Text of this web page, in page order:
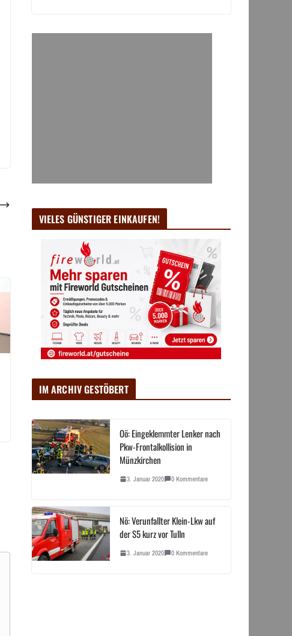
VIELES GÜNSTIGER EINKAUFEN!
IM ARCHIV GESTÖBERT
Oö: Eingeklemmter Lenker nach
Pkw-Frontalkollision in
Münzkirchen
3. Januar 2020 0 Kommentare
Nö: Verunfallter Klein-Lkw auf
der S5 kurz vor Tulln
3. Januar 2020 0 Kommentare